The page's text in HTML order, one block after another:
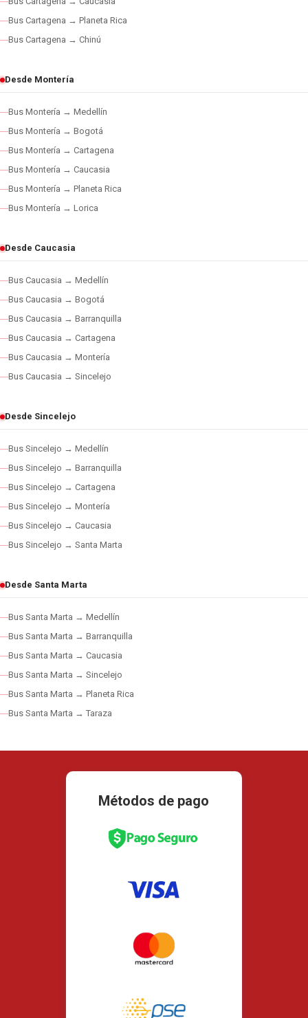
Bus Cartagena → Planeta Rica
Bus Cartagena → Chinú
Desde Montería
Bus Montería → Medellín
Bus Montería → Bogotá
Bus Montería → Cartagena
Bus Montería → Caucasia
Bus Montería → Planeta Rica
Bus Montería → Lorica
Desde Caucasia
Bus Caucasia → Medellín
Bus Caucasia → Bogotá
Bus Caucasia → Barranquilla
Bus Caucasia → Cartagena
Bus Caucasia → Montería
Bus Caucasia → Sincelejo
Desde Sincelejo
Bus Sincelejo → Medellín
Bus Sincelejo → Barranquilla
Bus Sincelejo → Cartagena
Bus Sincelejo → Montería
Bus Sincelejo → Caucasia
Bus Sincelejo → Santa Marta
Desde Santa Marta
Bus Santa Marta → Medellín
Bus Santa Marta → Barranquilla
Bus Santa Marta → Caucasia
Bus Santa Marta → Sincelejo
Bus Santa Marta → Planeta Rica
Bus Santa Marta → Taraza
Métodos de pago